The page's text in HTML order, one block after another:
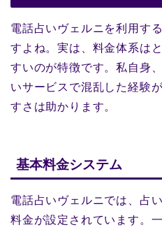
電話占いヴェルニを利用す
すよね。実は、料金体系は
すいのが特徴です。私自身
いサービスで混乱した経験
すさは助かります。
基本料金システム
電話占いヴェルニでは、占
料金が設定されています。